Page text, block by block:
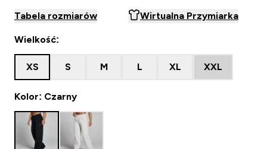
Tabela rozmiarów Wirtualna Przymiarka
Wielkość:
XS S M L XL XXL
Kolor: Czarny